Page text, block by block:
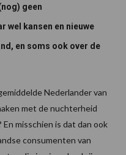
geen
wel kansen en nieuwe
en soms ook over de
Nederlander van
met de nuchterheid
misschien is dat dan ook
consumenten van